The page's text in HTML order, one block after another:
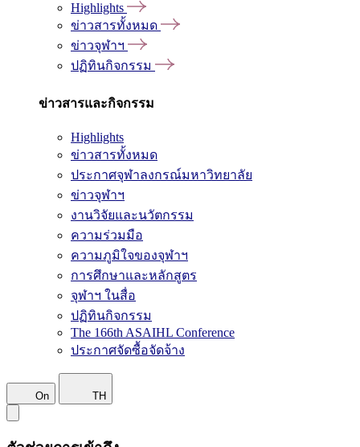
Highlights
ข่าวสารทั้งหมด
ข่าวจุฬาฯ
ปฏิทินกิจกรรม
ข่าวสารและกิจกรรม
Highlights
ข่าวสารทั้งหมด
ประกาศจุฬาลงกรณ์มหาวิทยาลัย
ข่าวจุฬาฯ
งานวิจัยและนวัตกรรม
ความร่วมมือ
ความภูมิใจของจุฬาฯ
การศึกษาและหลักสูตร
จุฬาฯ ในสื่อ
ปฏิทินกิจกรรม
The 166th ASAIHL Conference
ประกาศจัดซื้อจัดจ้าง
On TH